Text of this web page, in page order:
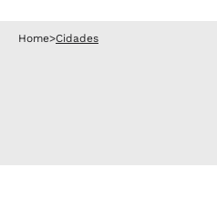
Home>Cidades